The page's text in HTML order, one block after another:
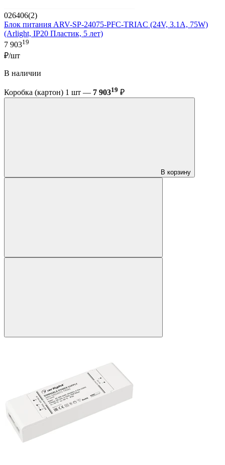
026406(2)
Блок питания ARV-SP-24075-PFC-TRIAC (24V, 3.1A, 75W)
(Arlight, IP20 Пластик, 5 лет)
7 90319
₽/шт
В наличии
Коробка (картон) 1 шт — 7 90319 ₽
В корзину